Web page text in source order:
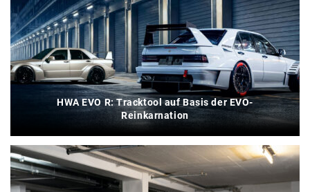
HWA EVO R: Tracktool auf Basis der EVO-
Reinkarnation